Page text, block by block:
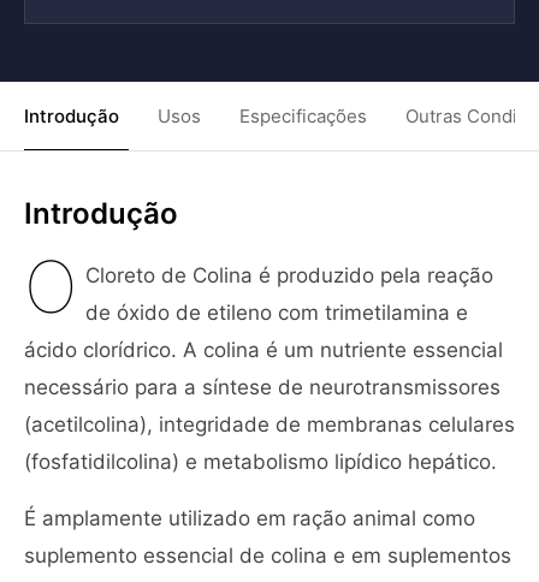
Introdução Usos Especificações Outras
Introdução
O Cloreto de Colina é produzido pela reação
de óxido de etileno com trimetilamina e
ácido clorídrico. A colina é um nutriente essencial
necessário para a síntese de neurotransmissores
(acetilcolina), integridade de membranas celulares
(fosfatidilcolina) e metabolismo lipídico hepático.
É amplamente utilizado em ração animal como
suplemento essencial de colina e em suplementos